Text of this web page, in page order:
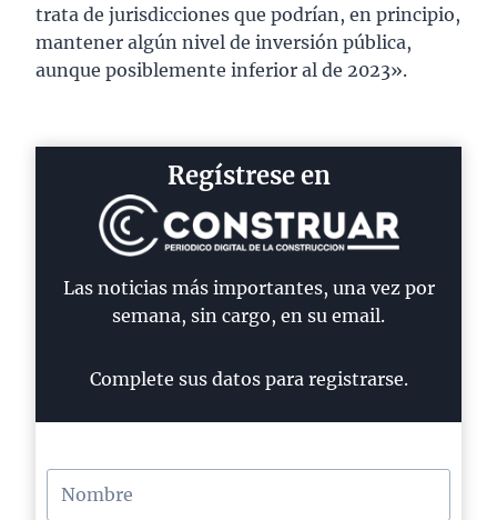
trata de jurisdicciones que podrían, en principio,
mantener algún nivel de inversión pública,
aunque posiblemente inferior al de 2023».
Regístrese en
Las noticias más importantes, una vez por
semana, sin cargo, en su email.
Complete sus datos para registrarse.